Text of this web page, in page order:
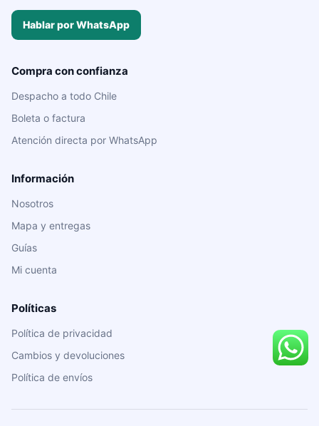
Hablar por WhatsApp
Compra con confianza
Despacho a todo Chile
Boleta o factura
Atención directa por WhatsApp
Información
Nosotros
Mapa y entregas
Guías
Mi cuenta
Políticas
Política de privacidad
Cambios y devoluciones
Política de envíos